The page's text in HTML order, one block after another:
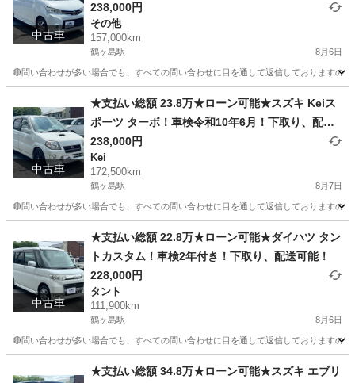
中古車
り、配送可能！
238,000円
その他
157,000km
鶴ヶ島駅 8月6日
🔴問い合わせが多い場合でも、すべての問い合わせに目を通して返信しております
鶴ヶ島駅 その他
中古車
★支払い総額 23.8万★ローン可能★スズキ Keiス
ポーツ ターボ！車検令和10年6月！下取り、配送
可能！
238,000円
Kei
172,500km
鶴ヶ島駅 8月7日
🔴問い合わせが多い場合でも、すべての問い合わせに目を通して返信しております
鶴ヶ島駅 Kei 車両
中古車
★支払い総額 22.8万★ローン可能★ダイハツ タン
トカスタム！車検2年付き！下取り、配送可能！
228,000円
タント
111,900km
鶴ヶ島駅 8月6日
🔴問い合わせが多い場合でも、すべての問い合わせに目を通して返信しております
鶴ヶ島駅 タント
★支払い総額 34.8万★ローン可能★スズキ エブリ